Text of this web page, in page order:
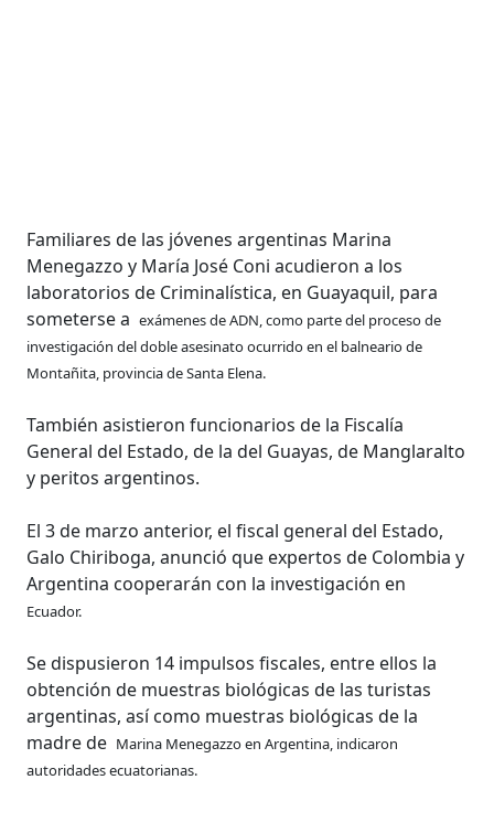
Familiares de las jóvenes argentinas Marina
Menegazzo y María José Coni acudieron a los
laboratorios de Criminalística, en Guayaquil, para
someterse aexámenes de ADN, como parte del proceso de
investigación del doble asesinato ocurrido en el balneario de
Montañita, provincia de Santa Elena.
También asistieron funcionarios de la Fiscalía
General del Estado, de la del Guayas, de Manglaralto
y peritos argentinos.
El 3 de marzo anterior, el fiscal general del Estado,
Galo Chiriboga, anunció que expertos de Colombia y
Argentina cooperarán con la investigación en
Ecuador.
Se dispusieron 14 impulsos fiscales, entre ellos la
obtención de muestras biológicas de las turistas
argentinas, así como muestras biológicas de la
madre de Marina Menegazzo en Argentina, indicaron
autoridades ecuatorianas.